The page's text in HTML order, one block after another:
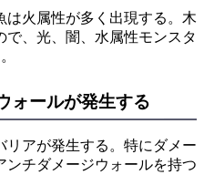
は火属性が多く出現する。木
で、光、闇、水属性モンスタ
ォールが発生する
アが発生する。特にダメー
ンチダメージウォールを持つ